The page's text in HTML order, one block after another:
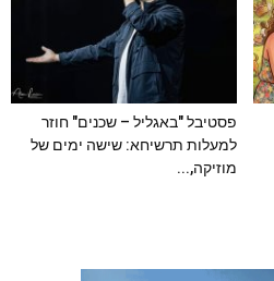
פסטיבל "באגליל – שכנים" חוזר
למעלות תרשיחא: שישה ימים של
מוזיקה,...